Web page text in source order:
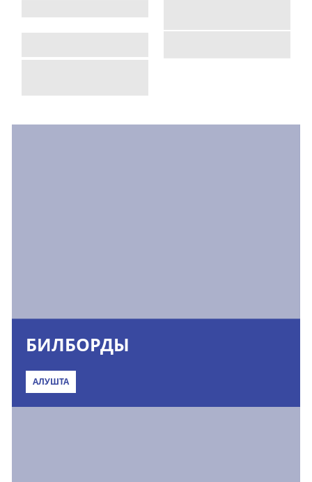
БИЛБОРДЫ
АЛУШТА